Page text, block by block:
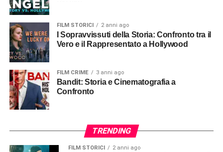
FILM STORICI 2 anni ago
Vero e il Rappresentato a Hollywood
FILM CRIME 3 anni ago
Bandit: Storia e Cinematografia a
Confronto
TRENDING
FILM STORICI 2 anni ago